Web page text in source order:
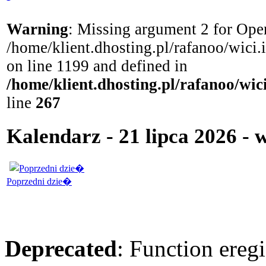
Warning: Missing argument 2 for
/home/klient.dhosting.pl/rafanoo/
on line 1199 and defined in
/home/klient.dhosting.pl/rafanoo/
line 267
Kalendarz - 21 lipca 2026 -
Poprzedni dzie�
Deprecated: Function